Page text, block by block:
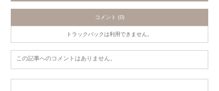
コメント (0)
トラックバックは利用できません。
この記事へのコメントはありません。